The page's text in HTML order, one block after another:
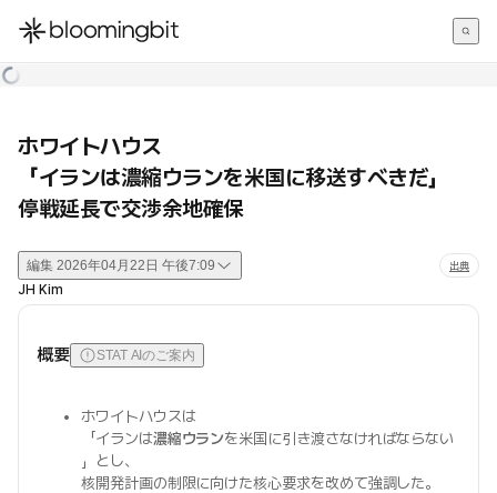
한국어
ホワイトハウス
「イランは濃縮ウランを米国に移送すべきだ」
停戦延長で交渉余地確保
編集 2026年04月22日 午後7:09 出典
JH Kim
概要 STAT AIのご案内
ホワイトハウスは
「イランは濃縮ウランを米国に引き渡さなければならない
」とし、
核開発計画の制限に向けた核心要求を改めて強調した。